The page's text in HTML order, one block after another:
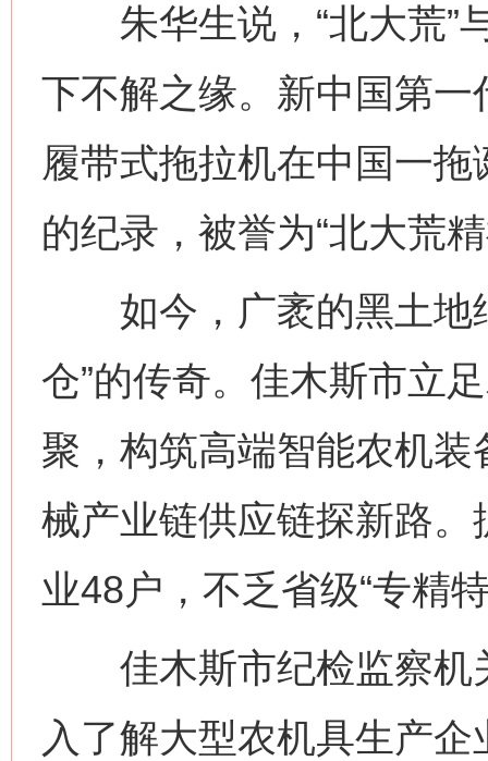
朱华生说，“北大荒”与
下不解之缘。新中国第
履带式拖拉机在中国一
的纪录，被誉为“北大荒
如今，广袤的黑土地继
仓”的传奇。佳木斯市立
聚，构筑高端智能农机
械产业链供应链探新路
业48户，不乏省级“专精
佳木斯市纪检监察机
入了解大型农机具生产